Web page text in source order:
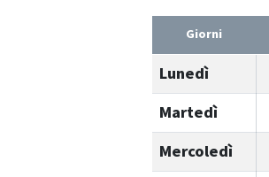
Giorni
Lunedì
Martedì
Mercoledì